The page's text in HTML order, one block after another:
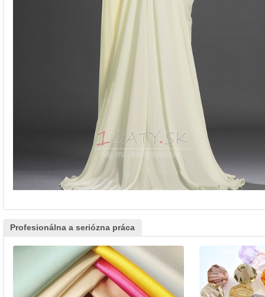
Profesionálna a seriózna práca